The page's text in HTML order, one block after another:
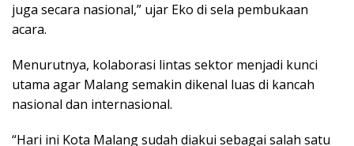
juga secara nasional,” ujar Eko di sela pembukaan
acara.
Menurutnya, kolaborasi lintas sektor menjadi kunci
utama agar Malang semakin dikenal luas di kancah
nasional dan internasional.
“Hari ini Kota Malang sudah diakui sebagai salah satu